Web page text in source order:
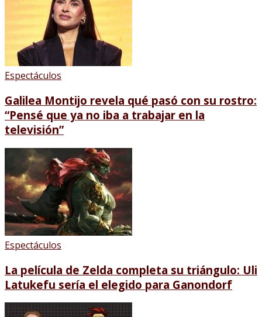
Espectáculos
Galilea Montijo revela qué pasó con su rostro:
“Pensé que ya no iba a trabajar en la
televisión”
Espectáculos
La película de Zelda completa su triángulo: Uli
Latukefu sería el elegido para Ganondorf